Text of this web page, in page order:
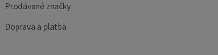
Prodávané značky
Doprava a platba